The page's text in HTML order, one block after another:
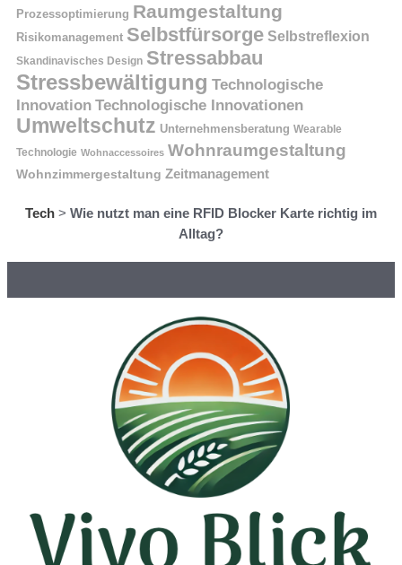
Prozessoptimierung Raumgestaltung
Risikomanagement Selbstfürsorge Selbstreflexion
Skandinavisches Design Stressabbau
Stressbewältigung Technologische
Innovation Technologische Innovationen
Umweltschutz Unternehmensberatung Wearable
Technologie Wohnaccessoires Wohnraumgestaltung
Wohnzimmergestaltung Zeitmanagement
Tech > Wie nutzt man eine RFID Blocker Karte richtig im
Alltag?